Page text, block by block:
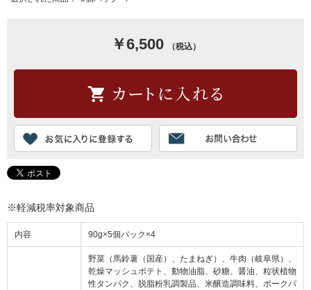
￥6,500 （税込）
※軽減税率対象商品
内容 90g×5個パック×4
野菜（馬鈴薯（国産）、たまねぎ）、牛肉（岐阜県）、
乾燥マッシュポテト、動物油脂、砂糖、醤油、粒状植物
性タンパク、脱脂粉乳調製品、米醸造調味料、ポークパ